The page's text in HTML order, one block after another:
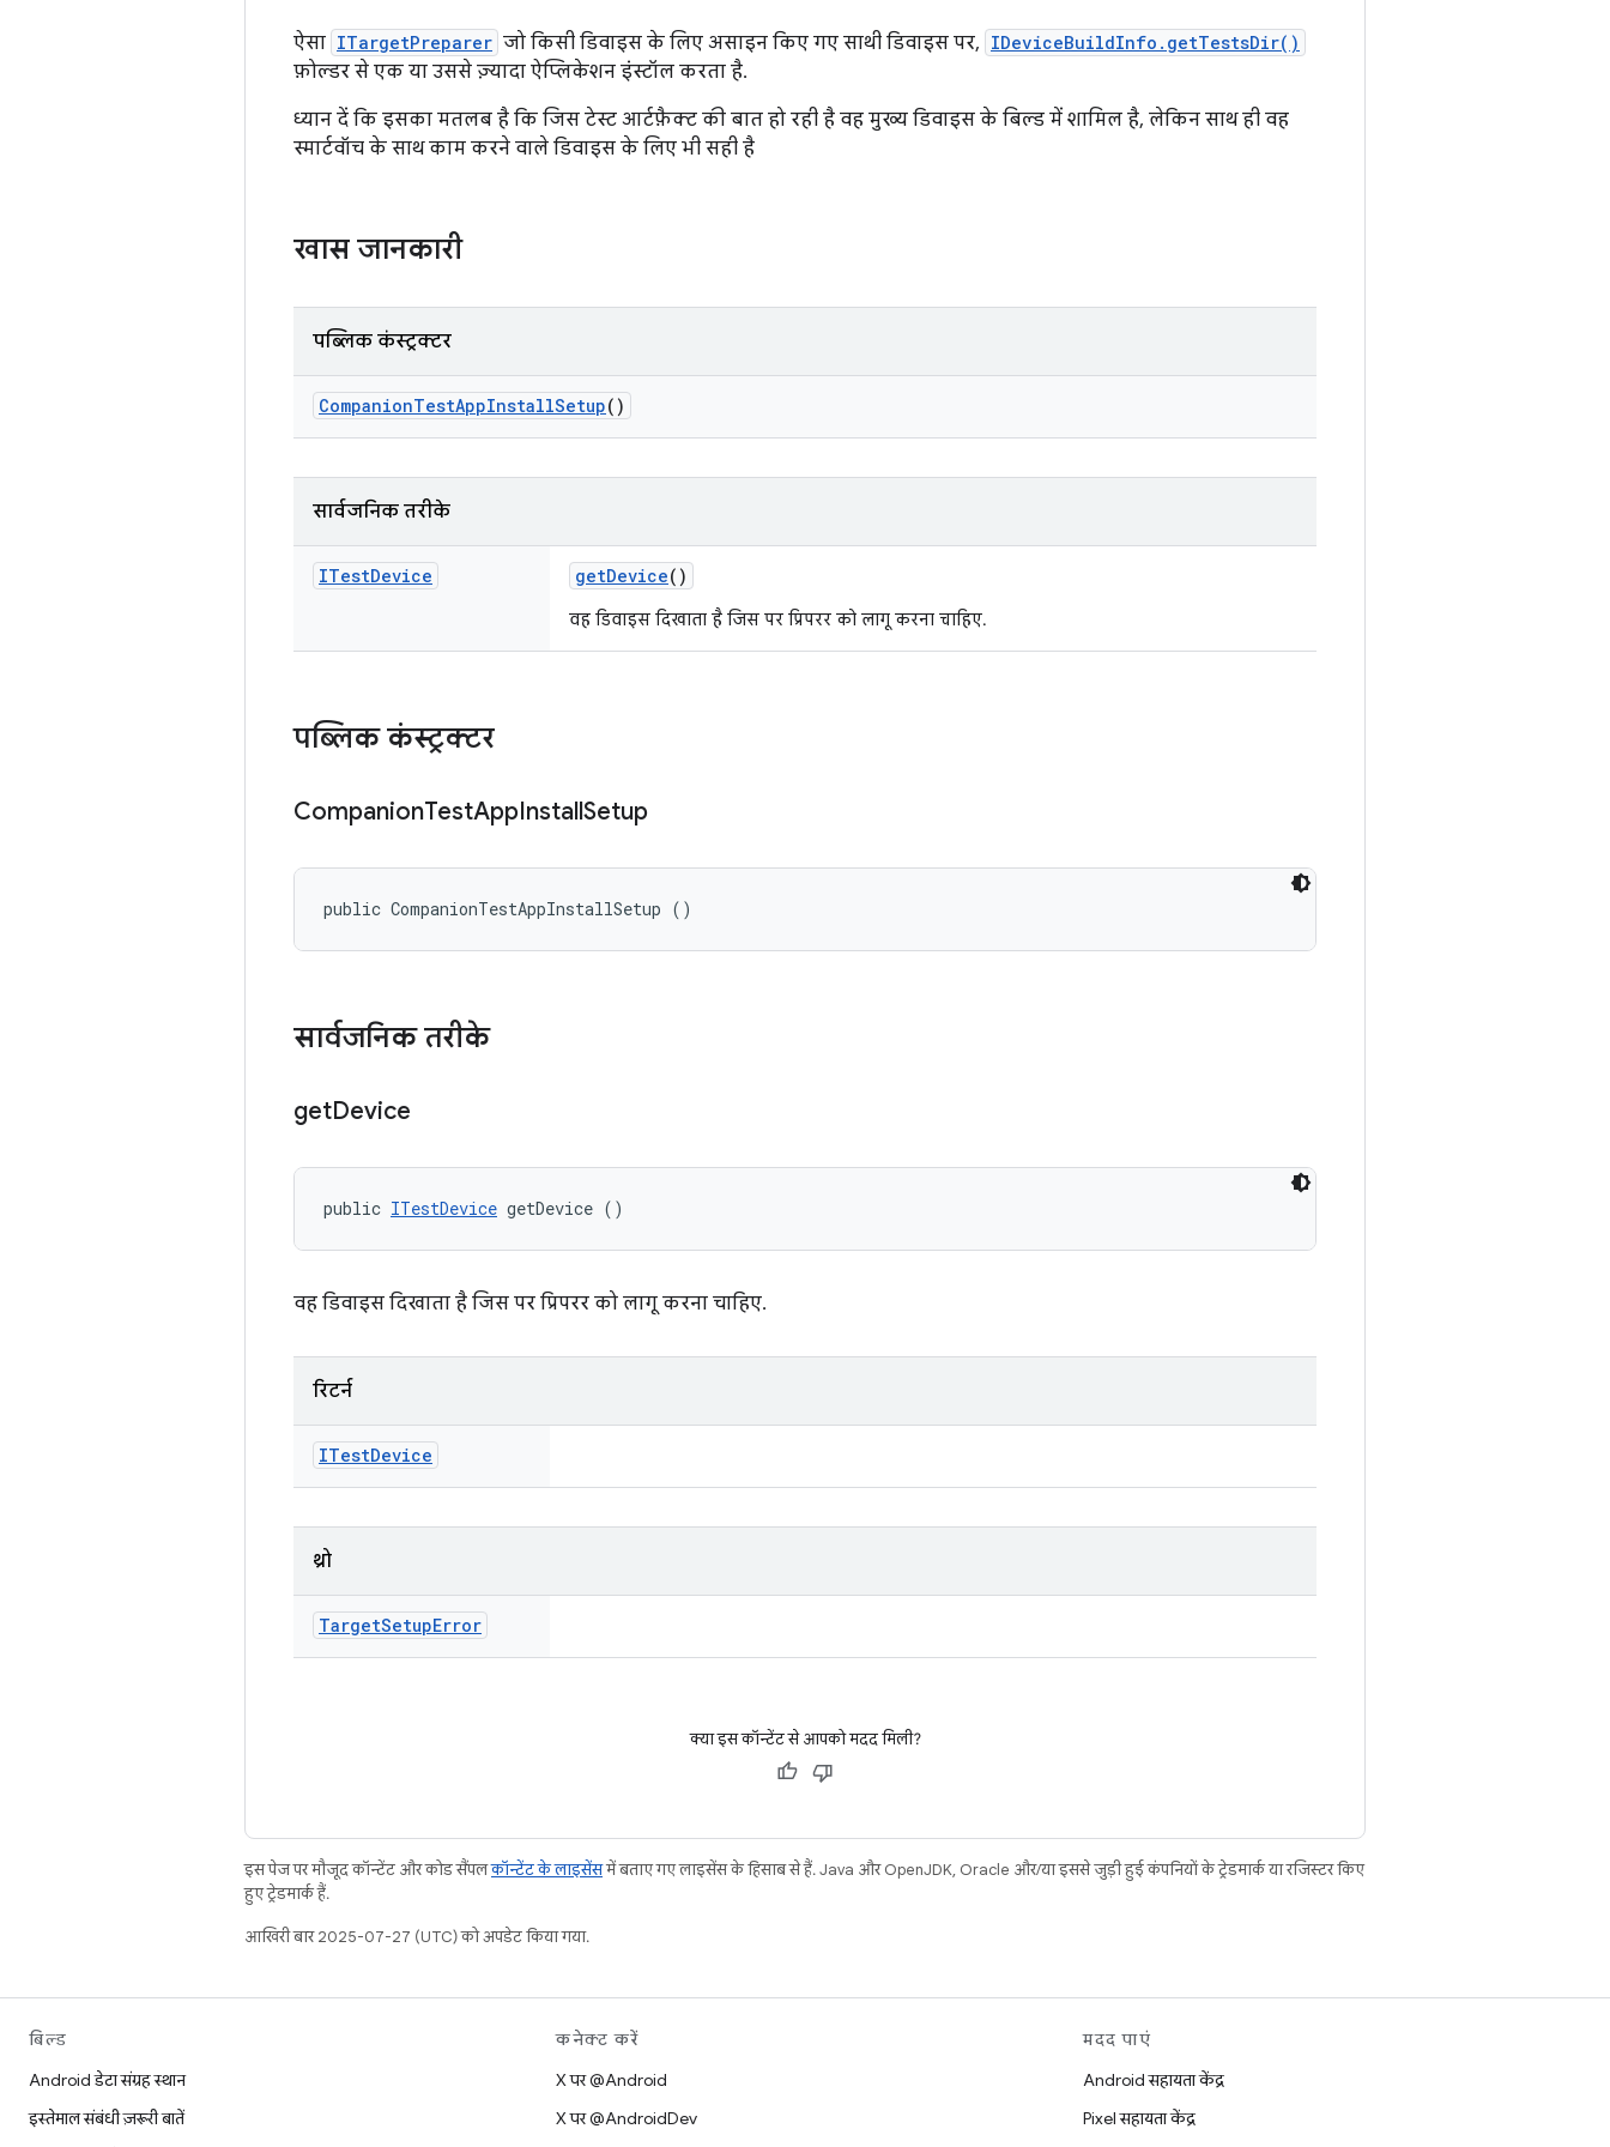
ऐसा ITargetPreparer जो किसी डिवाइस के लिए असाइन किए गए साथी डिवाइस पर, IDeviceBuildInfo.getTestsDir()
फ़ोल्डर से एक या उससे ज़्यादा ऐप्लिकेशन इंस्टॉल करता है.
ध्यान दें कि इसका मतलब है कि जिस टेस्ट आर्टफ़ैक्ट की बात हो रही है वह मुख्य डिवाइस के बिल्ड में शामिल है, लेकिन साथ ही वह
स्मार्टवॉच के साथ काम करने वाले डिवाइस के लिए भी सही है
खास जानकारी
पब्लिक कंस्ट्रक्टर
CompanionTestAppInstallSetup()
सार्वजनिक तरीके
ITestDevice getDevice()
वह डिवाइस दिखाता है जिस पर प्रिपरर को लागू करना चाहिए.
पब्लिक कंस्ट्रक्टर
CompanionTestAppInstallSetup
public CompanionTestAppInstallSetup ()
सार्वजनिक तरीके
getDevice
public ITestDevice getDevice ()
वह डिवाइस दिखाता है जिस पर प्रिपरर को लागू करना चाहिए.
रिटर्न
ITestDevice
थ्रो
TargetSetupError
क्या इस कॉन्टेंट से आपको मदद मिली?
इस पेज पर मौजूद कॉन्टेंट और कोड सैंपलकॉन्टेंट के लाइसेंसमें बताए गए लाइसेंस के हिसाब से हैं. Java और OpenJDK, Oracle और/या इससे जुड़ी हुई कंपनियों के ट्रेडमार्क या रजिस्टर किए
हुए ट्रेडमार्क हैं.
आखिरी बार 2025-07-27 (UTC) को अपडेट किया गया.
बिल्ड
Android डेटा संग्रह स्थान
इस्तेमाल संबंधी ज़रूरी बातें
कनेक्ट करें
X पर @Android
X पर @AndroidDev
मदद पाएं
Android सहायता केंद्र
Pixel सहायता केंद्र